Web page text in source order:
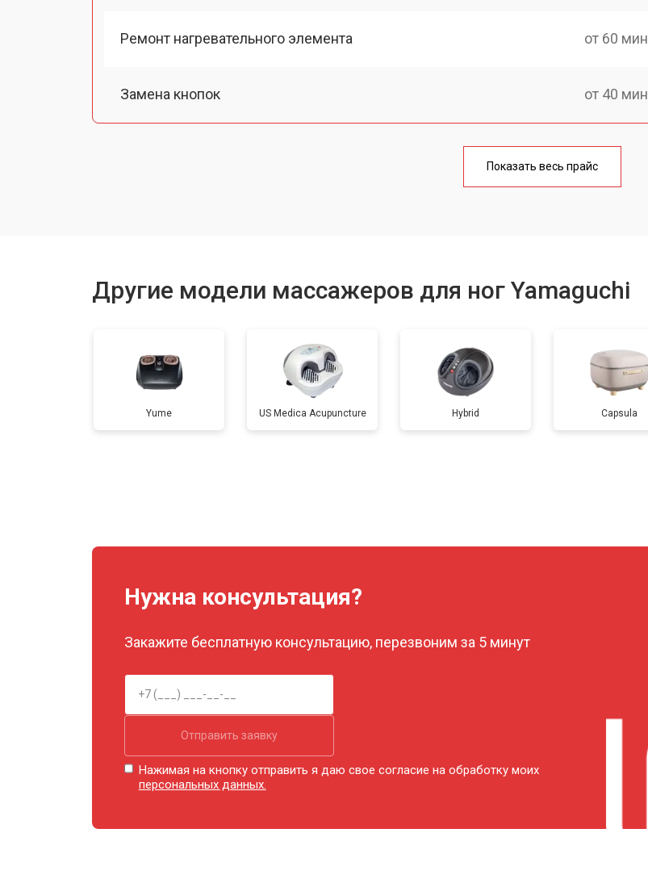
Ремонт нагревательного элемента от 60 мин
Замена кнопок от 40 мин
от 80 мин
Показать весь прайс
Другие модели массажеров для ног Yamaguchi
Yume US Medica Acupuncture Hybrid Capsula
Нужна консультация?
Закажите бесплатную консультацию, перезвоним за 5 минут
Отправить заявку
Нажимая на кнопку отправить я даю свое согласие на обработку моих
персональных данных.